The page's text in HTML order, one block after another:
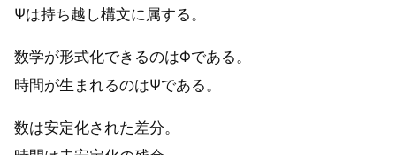
Ψは持ち越し構文に属する。
数学が形式化できるのはΦである。
時間が生まれるのはΨである。
数は安定化された差分。